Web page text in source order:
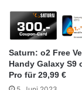
Saturn: o2 Free
Handy Galaxy S9
Pro für 29,99 €